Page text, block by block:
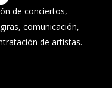
de conciertos,
comunicación,
de artistas.